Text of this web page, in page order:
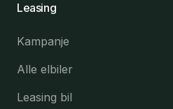
Leasing
Kampanje
Alle elbiler
Leasing bil